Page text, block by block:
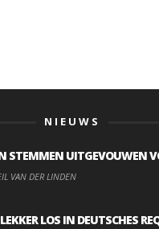
NIEUWS
STEMMEN UITGEVOUWEN
VAN DER LINDEN
LOS IN DEUTSCHES